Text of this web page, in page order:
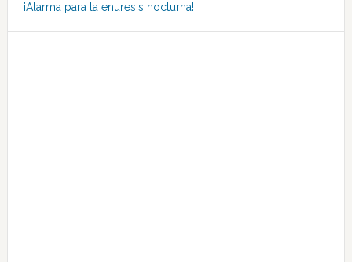
¡Alarma para la enuresis nocturna!